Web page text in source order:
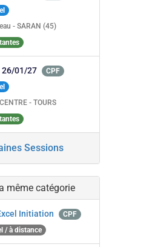
- SARAN (45)
01/27
CPF
- TOURS
Sessions
même catégorie
Initiation
CPF
/ à distance